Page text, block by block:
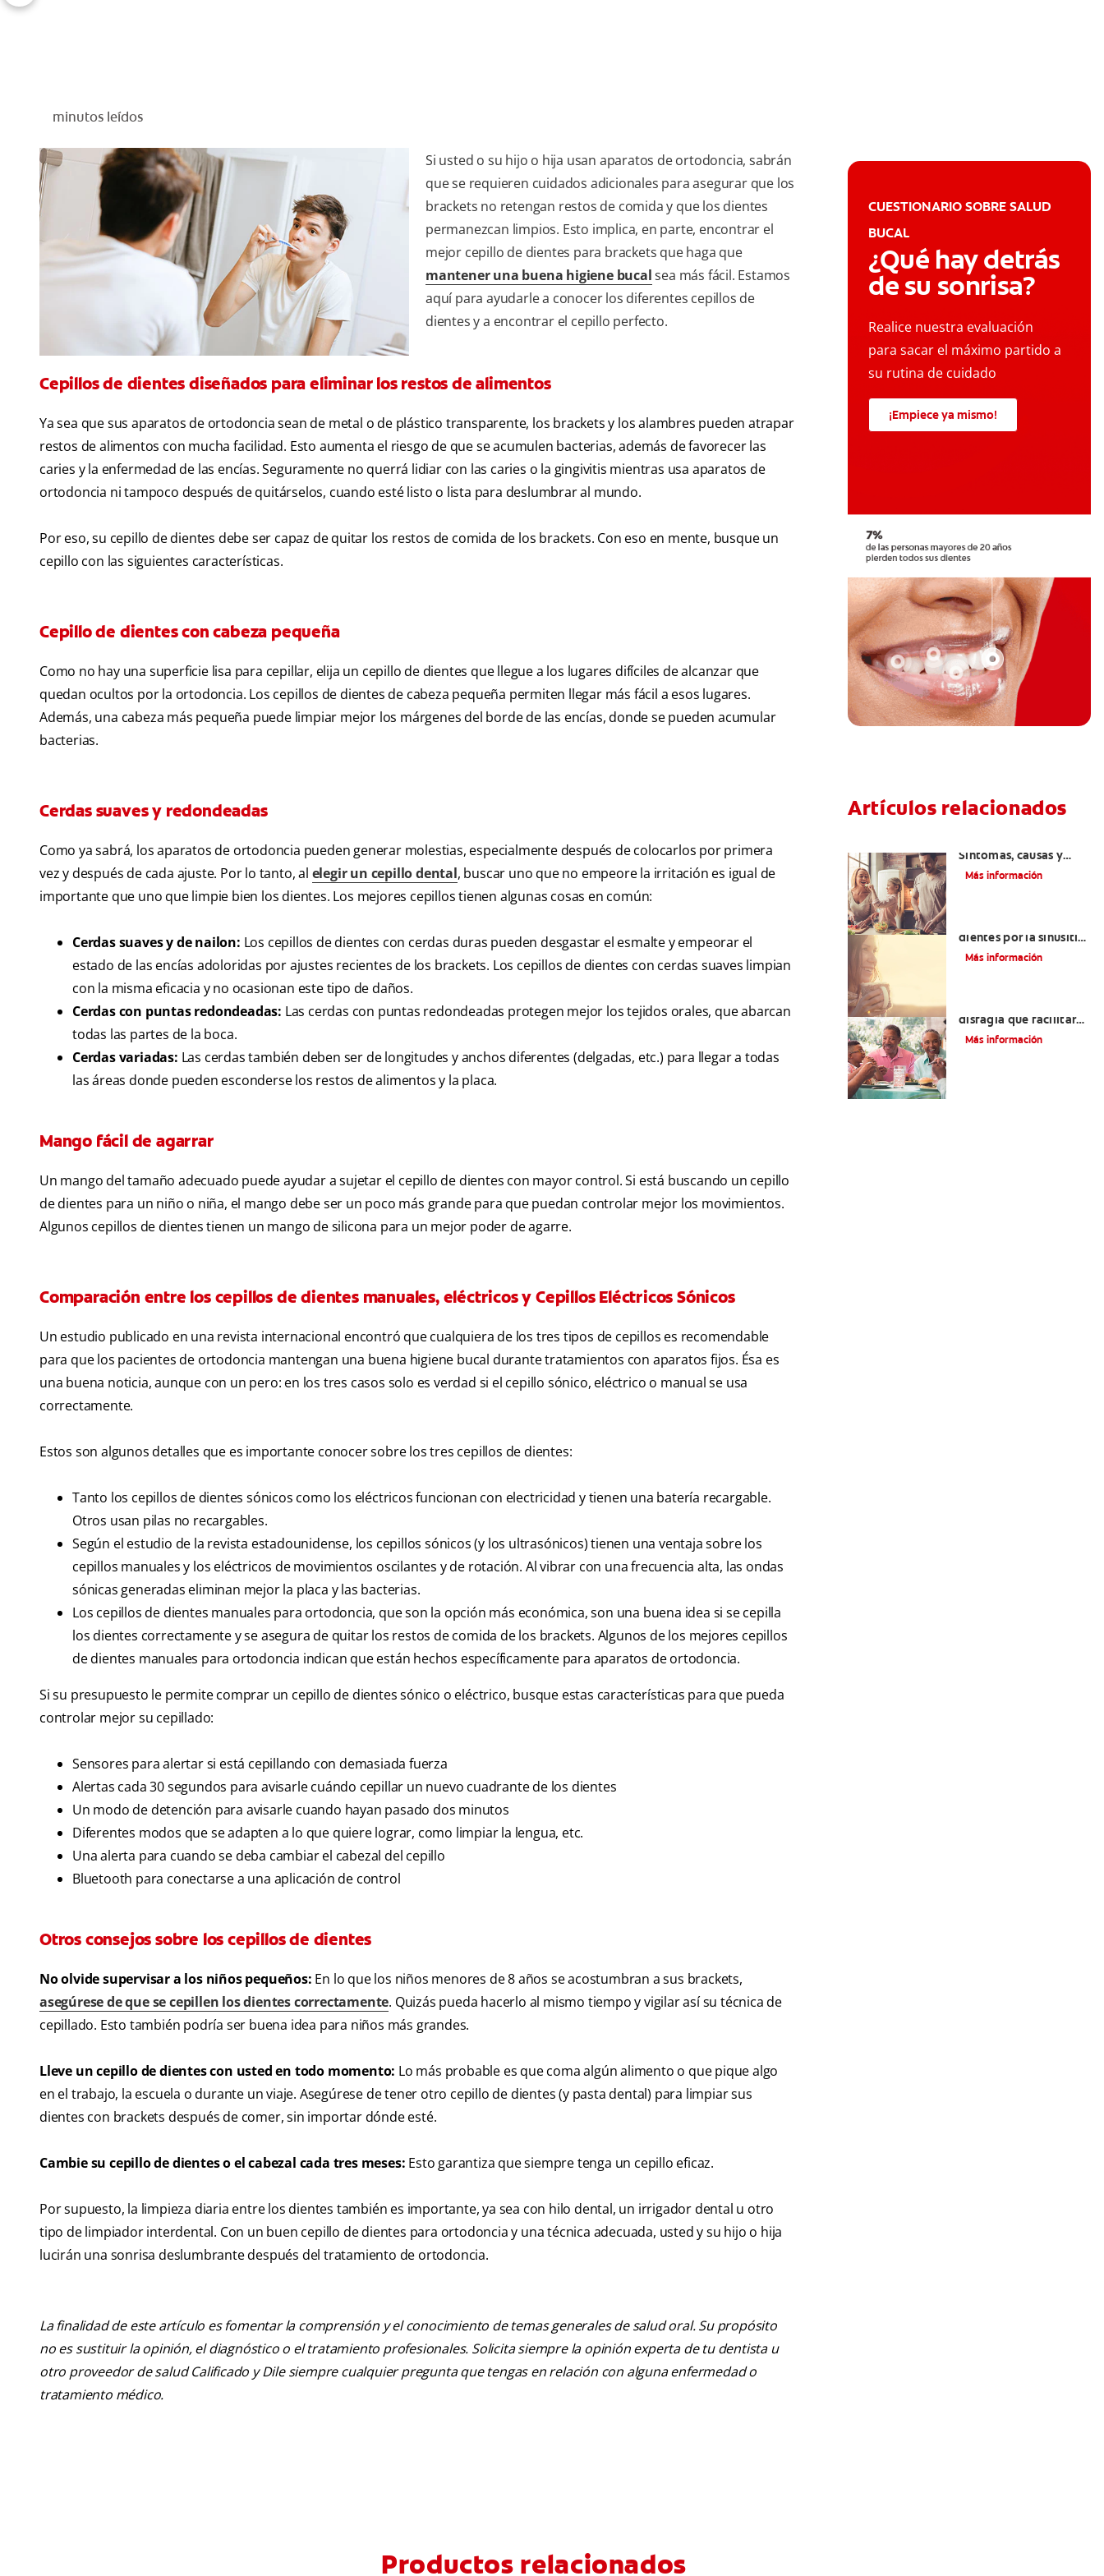
minutos leídos
Si usted o su hijo o hija usan aparatos de ortodoncia, sabrán
que se requieren cuidados adicionales para asegurar que los
brackets no retengan restos de comida y que los dientes
permanezcan limpios. Esto implica, en parte, encontrar el
mejor cepillo de dientes para brackets que haga que
mantener una buena higiene bucalsea más fácil. Estamos
aquí para ayudarle a conocer los diferentes cepillos de
dientes y a encontrar el cepillo perfecto.
Cepillos de dientes diseñados para eliminar los restos de alimentos
Ya sea que sus aparatos de ortodoncia sean de metal o de plástico transparente, los brackets y los alambres pueden atrapar
restos de alimentos con mucha facilidad. Esto aumenta el riesgo de que se acumulen bacterias, además de favorecer las
caries y la enfermedad de las encías. Seguramente no querrá lidiar con las caries o la gingivitis mientras usa aparatos de
ortodoncia ni tampoco después de quitárselos, cuando esté listo o lista para deslumbrar al mundo.
Por eso, su cepillo de dientes debe ser capaz de quitar los restos de comida de los brackets. Con eso en mente, busque un
cepillo con las siguientes características.
Cepillo de dientes con cabeza pequeña
Como no hay una superficie lisa para cepillar, elija un cepillo de dientes que llegue a los lugares difíciles de alcanzar que
quedan ocultos por la ortodoncia. Los cepillos de dientes de cabeza pequeña permiten llegar más fácil a esos lugares.
Además, una cabeza más pequeña puede limpiar mejor los márgenes del borde de las encías, donde se pueden acumular
bacterias.
Cerdas suaves y redondeadas
Como ya sabrá, los aparatos de ortodoncia pueden generar molestias, especialmente después de colocarlos por primera
vez y después de cada ajuste. Por lo tanto, al elegir un cepillo dental, buscar uno que no empeore la irritación es igual de
importante que uno que limpie bien los dientes. Los mejores cepillos tienen algunas cosas en común:
Cerdas suaves y de nailon: Los cepillos de dientes con cerdas duras pueden desgastar el esmalte y empeorar el
estado de las encías adoloridas por ajustes recientes de los brackets. Los cepillos de dientes con cerdas suaves limpian
con la misma eficacia y no ocasionan este tipo de daños.
Cerdas con puntas redondeadas: Las cerdas con puntas redondeadas protegen mejor los tejidos orales, que abarcan
todas las partes de la boca.
Cerdas variadas: Las cerdas también deben ser de longitudes y anchos diferentes (delgadas, etc.) para llegar a todas
las áreas donde pueden esconderse los restos de alimentos y la placa.
Mango fácil de agarrar
Un mango del tamaño adecuado puede ayudar a sujetar el cepillo de dientes con mayor control. Si está buscando un cepillo
de dientes para un niño o niña, el mango debe ser un poco más grande para que puedan controlar mejor los movimientos.
Algunos cepillos de dientes tienen un mango de silicona para un mejor poder de agarre.
Comparación entre los cepillos de dientes manuales, eléctricos y Cepillos Eléctricos Sónicos
Un estudio publicado en una revista internacional encontró que cualquiera de los tres tipos de cepillos es recomendable
para que los pacientes de ortodoncia mantengan una buena higiene bucal durante tratamientos con aparatos fijos. Ésa es
una buena noticia, aunque con un pero: en los tres casos solo es verdad si el cepillo sónico, eléctrico o manual se usa
correctamente.
Estos son algunos detalles que es importante conocer sobre los tres cepillos de dientes:
Tanto los cepillos de dientes sónicos como los eléctricos funcionan con electricidad y tienen una batería recargable.
Otros usan pilas no recargables.
Según el estudio de la revista estadounidense, los cepillos sónicos (y los ultrasónicos) tienen una ventaja sobre los
cepillos manuales y los eléctricos de movimientos oscilantes y de rotación. Al vibrar con una frecuencia alta, las ondas
sónicas generadas eliminan mejor la placa y las bacterias.
Los cepillos de dientes manuales para ortodoncia, que son la opción más económica, son una buena idea si se cepilla
los dientes correctamente y se asegura de quitar los restos de comida de los brackets. Algunos de los mejores cepillos
de dientes manuales para ortodoncia indican que están hechos específicamente para aparatos de ortodoncia.
Si su presupuesto le permite comprar un cepillo de dientes sónico o eléctrico, busque estas características para que pueda
controlar mejor su cepillado:
Sensores para alertar si está cepillando con demasiada fuerza
Alertas cada 30 segundos para avisarle cuándo cepillar un nuevo cuadrante de los dientes
Un modo de detención para avisarle cuando hayan pasado dos minutos
Diferentes modos que se adapten a lo que quiere lograr, como limpiar la lengua, etc.
Una alerta para cuando se deba cambiar el cabezal del cepillo
Bluetooth para conectarse a una aplicación de control
Otros consejos sobre los cepillos de dientes
No olvide supervisar a los niños pequeños: En lo que los niños menores de 8 años se acostumbran a sus brackets,
asegúrese de que se cepillen los dientes correctamente. Quizás pueda hacerlo al mismo tiempo y vigilar así su técnica de
cepillado. Esto también podría ser buena idea para niños más grandes.
Lleve un cepillo de dientes con usted en todo momento: Lo más probable es que coma algún alimento o que pique algo
en el trabajo, la escuela o durante un viaje. Asegúrese de tener otro cepillo de dientes (y pasta dental) para limpiar sus
dientes con brackets después de comer, sin importar dónde esté.
Cambie su cepillo de dientes o el cabezal cada tres meses: Esto garantiza que siempre tenga un cepillo eficaz.
Por supuesto, la limpieza diaria entre los dientes también es importante, ya sea con hilo dental, un irrigador dental u otro
tipo de limpiador interdental. Con un buen cepillo de dientes para ortodoncia y una técnica adecuada, usted y su hijo o hija
lucirán una sonrisa deslumbrante después del tratamiento de ortodoncia.
La finalidad de este artículo es fomentar la comprensión y el conocimiento de temas generales de salud oral. Su propósito
no es sustituir la opinión, el diagnóstico o el tratamiento profesionales. Solicita siempre la opinión experta de tu dentista u
otro proveedor de salud Calificado y Dile siempre cualquier pregunta que tengas en relación con alguna enfermedad o
tratamiento médico.
CUESTIONARIO SOBRE SALUD
BUCAL
¿Qué hay detrás
de su sonrisa?
Realice nuestra evaluación
para sacar el máximo partido a
su rutina de cuidado
¡Empiece ya mismo!
Artículos relacionados
Síntomas, causas y
tratamiento
Más información
dientes por la sinusitis |
Colgate
Más información
disfagia que facilitarán
la deglución
Más información
Productos relacionados